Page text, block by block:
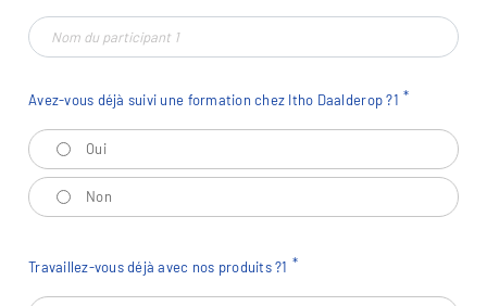
Avez-vous déjà suivi une formation chez Itho Daalderop ?1
Oui
Non
Travaillez-vous déjà avec nos produits ?1